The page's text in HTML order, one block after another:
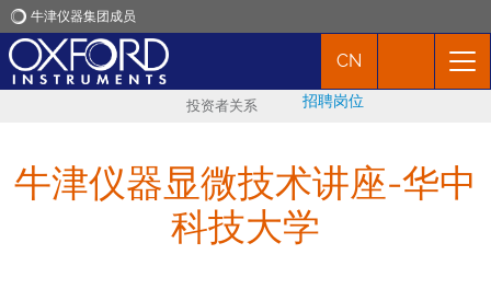
牛津仪器集团成员
产品
CN
投资者关系 招聘岗位
牛津仪器显微技术讲座-华中
科技大学